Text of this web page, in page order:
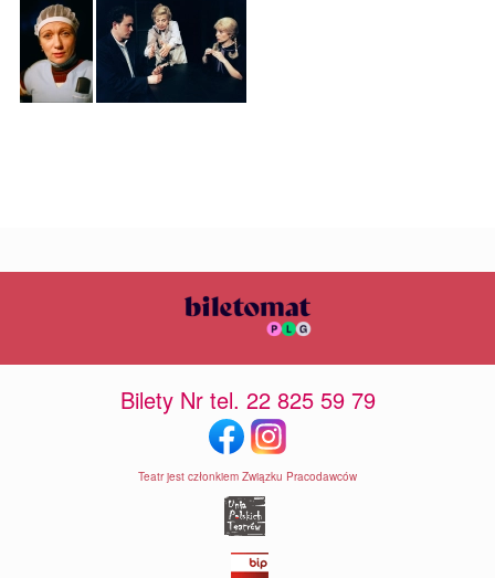
Bilety Nr tel. 22 825 59 79
Teatr jest członkiem Związku Pracodawców